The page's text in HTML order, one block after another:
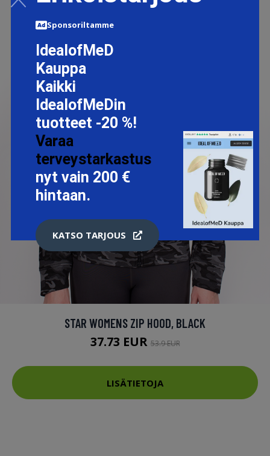
STAR WOMENS ZIP HOOD, BLACK
37.73 EUR53.9 EUR
LISÄTIETOJA
Sponsoriltamme
IdealofMeD
Kauppa
Kaikki
IdealofMeDin
tuotteet -20 %!
Varaa
terveystarkastus
nyt vain 200 €
hintaan.
KATSO TARJOUS